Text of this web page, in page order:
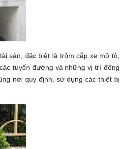
sản, đặc biệt là trộm cắp xe mô tô,
tuyến đường và những vị trí đông
nơi quy định, sử dụng các thiết bị